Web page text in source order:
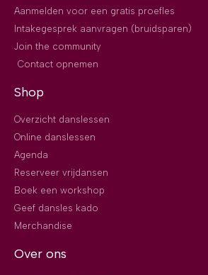
Aanmelden voor een gratis proefles
Intakegesprek aanvragen (bruidsparen)
Join the community
Contact opnemen
Shop
Overzicht danslessen
Online danslessen
Agenda
Reserveer vrijdansen
Boek een workshop
Geef dansles kado
Merchandise
Over ons